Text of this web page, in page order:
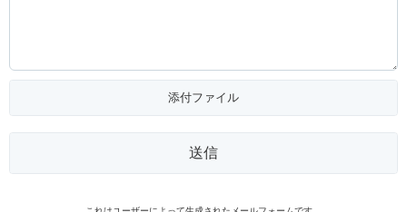
添付ファイル
送信